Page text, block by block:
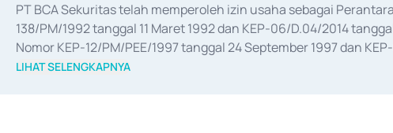
PT BCA Sekuritas telah memperoleh izin usaha sebagai
138/PM/1992 tanggal 11 Maret 1992 dan KEP-06/D.04/2014
Nomor KEP-12/PM/PEE/1997 tanggal 24 September 1997 dan
merger, akuisisi, divestasi, dan
LIHAT SELENGKAPNYA